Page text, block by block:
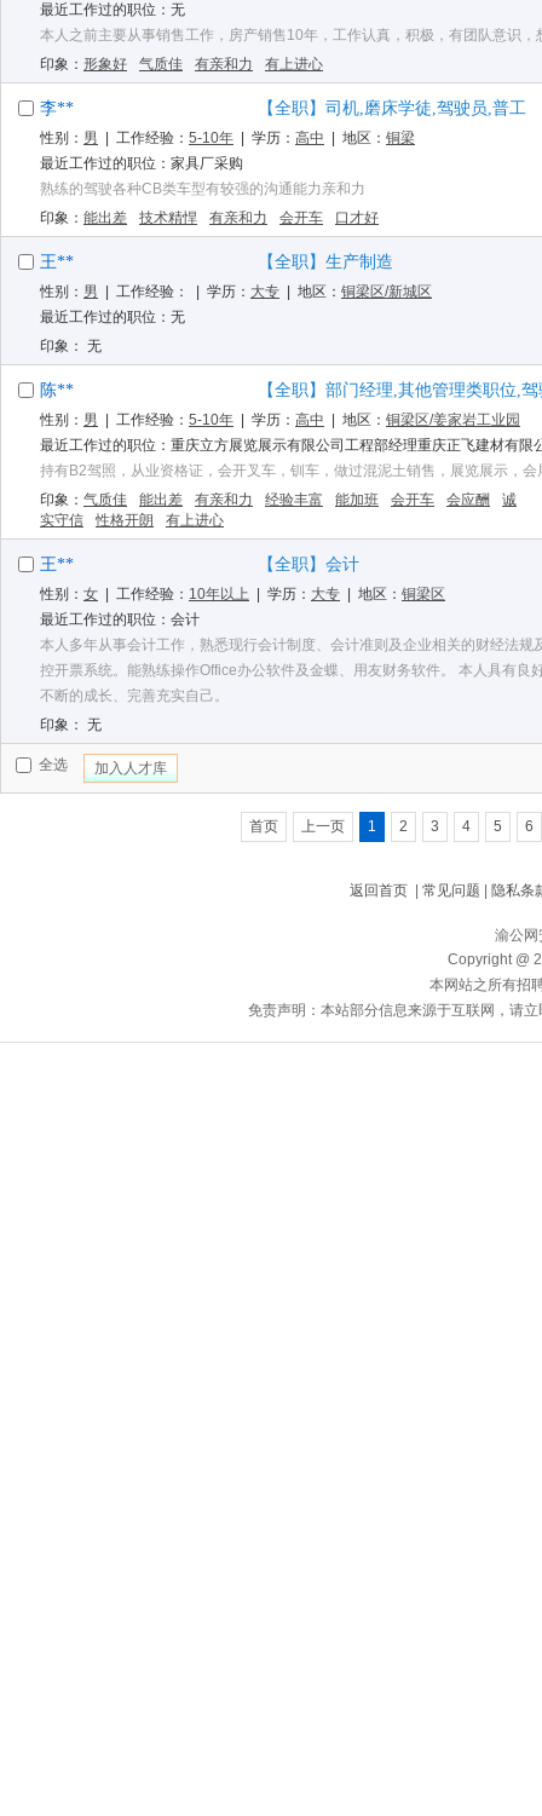
最近工作过的职位：无
本人之前主要从事销售工作，房产销售10年，工作认真，积极，有团队意识
印象： 形象好 气质佳 有亲和力 有上进心
李** 【全职】司机,磨床学徒,驾驶员,普工
性别： 男 | 工作经验： 5-10年 | 学历： 高中 | 地区： 铜梁
最近工作过的职位：家具厂采购
熟练的驾驶各种CB类车型有较强的沟通能力亲和力
印象： 能出差 技术精悍 有亲和力 会开车 口才好
王** 【全职】生产制造
性别： 男 | 工作经验： | 学历： 大专 | 地区： 铜梁区/新城区
最近工作过的职位：无
印象： 无
陈** 【全职】部门经理,其他管理类职位,
性别： 男 | 工作经验： 5-10年 | 学历： 高中 | 地区： 铜梁区/姜家岩工业园
最近工作过的职位：重庆立方展览展示有限公司工程部经理重庆正飞建材有限
持有B2驾照，从业资格证，会开叉车，钏车，做过混泥土销售，展览展示，
印象： 气质佳 能出差 有亲和力 经验丰富 能加班 会开车 会应酬
诚
实守信
性格开朗 有上进心
王** 【全职】会计
性别： 女 | 工作经验： 10年以上 | 学历： 大专 | 地区： 铜梁区
最近工作过的职位：会计
本人多年从事会计工作，熟悉现行会计制度、会计准则及企业相关的财经法
控开票系统。能熟练操作Office办公软件及金蝶、用友财务软件。 本人具有
不断的成长、完善充实自己。
印象： 无
全选 加入人才库
首页 上一页 1 2 3 4 5 6
返回首页| 常见问题 隐私条
渝公
Copyright @
本网站之所有招
免责声明：本站部分信息来源于互联网，请